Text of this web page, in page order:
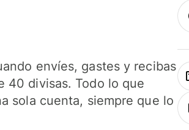
envíes, gastes y recibas
40 divisas. Todo lo que
sola cuenta, siempre que lo